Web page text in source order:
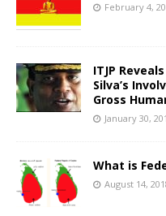
February 4,
ITJP
Silva’s
Gross
January 30,
What is
August 14,